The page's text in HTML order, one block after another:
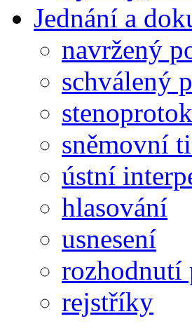
Jednání a
navržený
schválený
sněmovní
ústní
hlasování
usnesení
rozhodnutí
rejstříky